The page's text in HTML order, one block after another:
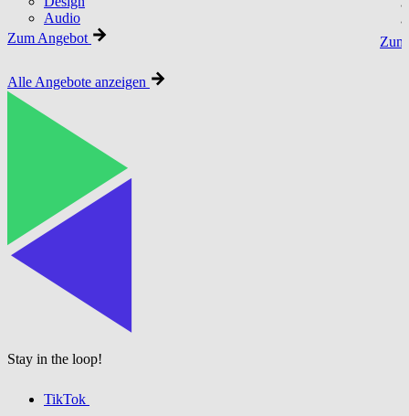
Audio
Zum Angebot
Alle Angebote anzeigen
Stay in the loop!
TikTok